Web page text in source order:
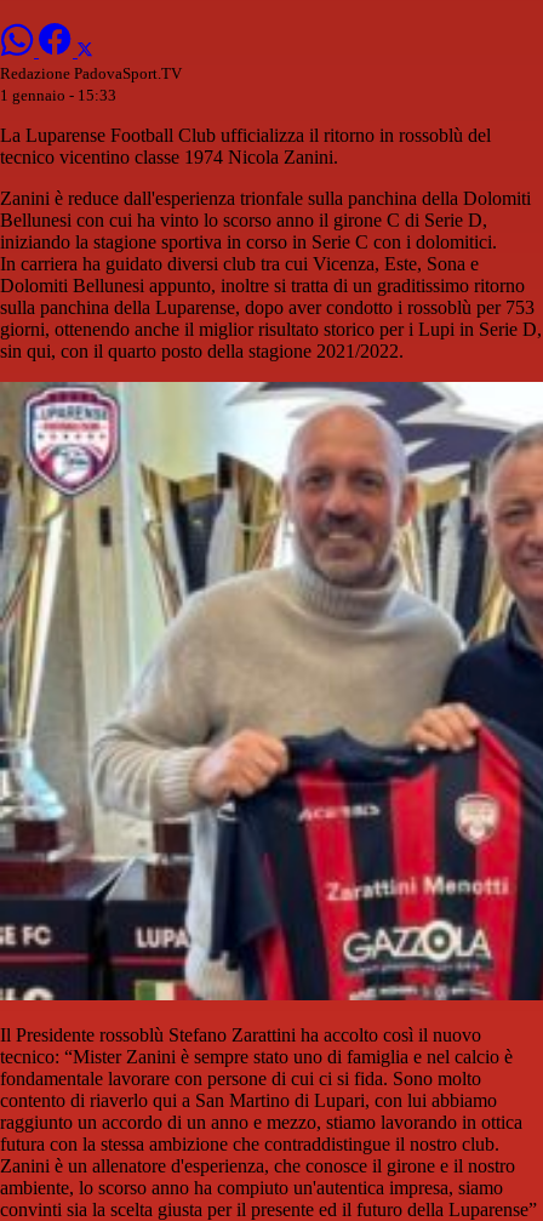
Redazione PadovaSport.TV
1 gennaio - 15:33
La Luparense Football Club ufficializza il ritorno in rossoblù del
tecnico vicentino classe 1974 Nicola Zanini.
Zanini è reduce dall'esperienza trionfale sulla panchina della Dolomiti
Bellunesi con cui ha vinto lo scorso anno il girone C di Serie D,
iniziando la stagione sportiva in corso in Serie C con i dolomitici.
In carriera ha guidato diversi club tra cui Vicenza, Este, Sona e
Dolomiti Bellunesi appunto, inoltre si tratta di un graditissimo ritorno
sulla panchina della Luparense, dopo aver condotto i rossoblù per 753
giorni, ottenendo anche il miglior risultato storico per i Lupi in Serie D,
sin qui, con il quarto posto della stagione 2021/2022.
Il Presidente rossoblù Stefano Zarattini ha accolto così il nuovo
tecnico: “Mister Zanini è sempre stato uno di famiglia e nel calcio è
fondamentale lavorare con persone di cui ci si fida. Sono molto
contento di riaverlo qui a San Martino di Lupari, con lui abbiamo
raggiunto un accordo di un anno e mezzo, stiamo lavorando in ottica
futura con la stessa ambizione che contraddistingue il nostro club.
Zanini è un allenatore d'esperienza, che conosce il girone e il nostro
ambiente, lo scorso anno ha compiuto un'autentica impresa, siamo
convinti sia la scelta giusta per il presente ed il futuro della Luparense”